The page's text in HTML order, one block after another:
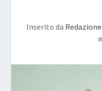
Inserito da Redazione